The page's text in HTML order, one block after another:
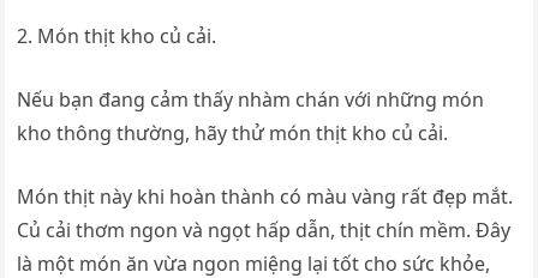
2. Món thịt kho củ cải.
Nếu bạn đang cảm thấy nhàm chán với những món
kho thông thường, hãy thử món thịt kho củ cải.
Món thịt này khi hoàn thành có màu vàng rất đẹp mắt.
Củ cải thơm ngon và ngọt hấp dẫn, thịt chín mềm. Đây
là một món ăn vừa ngon miệng lại tốt cho sức khỏe,